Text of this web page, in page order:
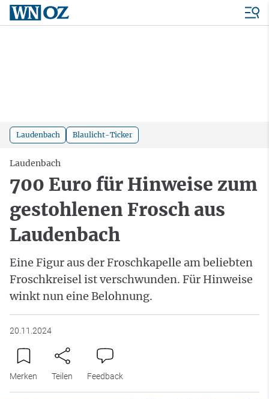
Laudenbach Blaulicht-Ticker
Laudenbach
700 Euro für Hinweise zum
gestohlenen Frosch aus
Laudenbach
Eine Figur aus der Froschkapelle am beliebten
Froschkreisel ist verschwunden. Für Hinweise
winkt nun eine Belohnung.
20.11.2024
Merken Teilen Feedback